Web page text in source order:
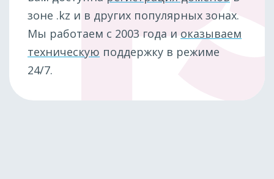
зоне .kz и в других популярных зонах.
Мы работаем с 2003 года и оказываем
техническую поддержку в режиме
24/7.